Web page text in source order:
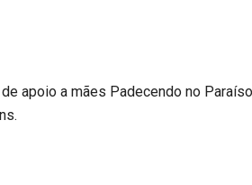
apoio a mães Padecendo no